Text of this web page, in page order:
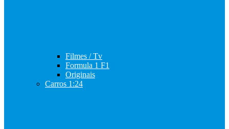
Filmes / Tv
Formula 1 F1
Originais
Carros 1:24